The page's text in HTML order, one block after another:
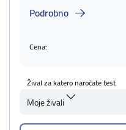
Podrobno
Cena:
Žival za katero naročate test
Moje živali